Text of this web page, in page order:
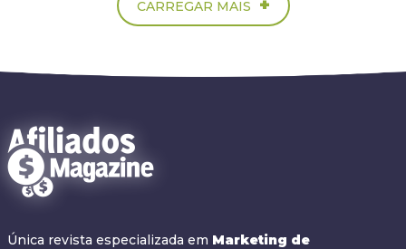
CARREGAR MAIS
Única revista especializada em Marketing de